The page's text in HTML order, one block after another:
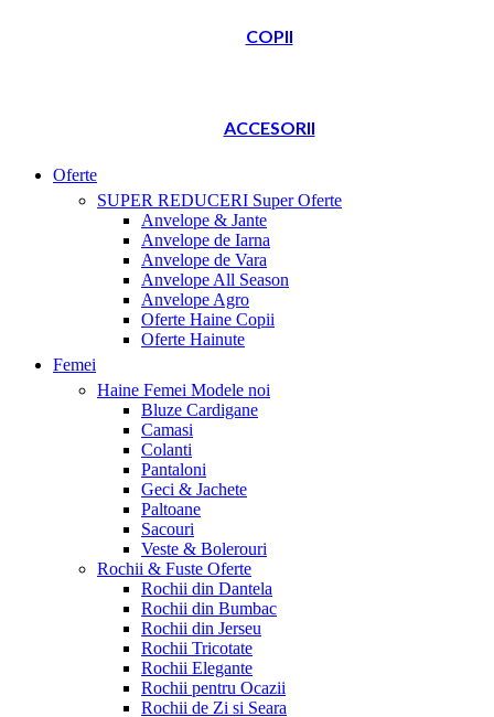
COPII
ACCESORII
Oferte
SUPER REDUCERI Super Oferte
Anvelope & Jante
Anvelope de Iarna
Anvelope de Vara
Anvelope All Season
Anvelope Agro
Oferte Haine Copii
Oferte Hainute
Femei
Haine Femei Modele noi
Bluze Cardigane
Camasi
Colanti
Pantaloni
Geci & Jachete
Paltoane
Sacouri
Veste & Bolerouri
Rochii & Fuste Oferte
Rochii din Dantela
Rochii din Bumbac
Rochii din Jerseu
Rochii Tricotate
Rochii Elegante
Rochii pentru Ocazii
Rochii de Zi si Seara